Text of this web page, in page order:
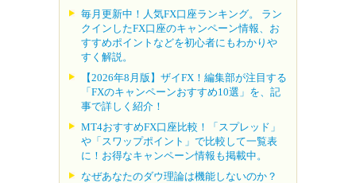
毎月更新中！人気FX口座ランキング。 ラン
クインしたFX口座のキャンペーン情報、お
すすめポイントなどを初心者にもわかりや
すく解説。
【2026年8月版】ザイFX！編集部が注目する
「FXのキャンペーンおすすめ10選」を、記
事で詳しく紹介！
MT4おすすめFX口座比較！「スプレッド」
や「スワップポイント」で比較して一覧表
に！お得なキャンペーン情報も掲載中。
なぜあなたのダウ理論は機能しないのか？